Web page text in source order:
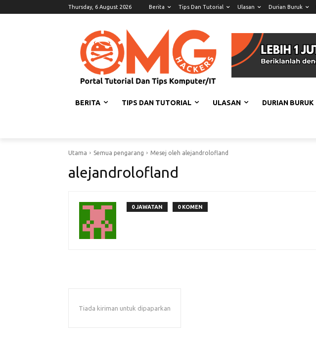
Thursday, 6 August 2026 Berita Tips Dan Tutorial Ulasan Durian Buruk
BERITA TIPS DAN TUTORIAL ULASAN DURIAN BURUK
Utama Semua pengarang Mesej oleh alejandrolofland
alejandrolofland
0 JAWATAN 0 KOMEN
Tiada kiriman untuk dipaparkan